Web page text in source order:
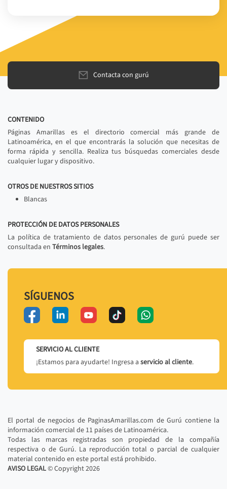
Contacta con gurú
CONTENIDO
Páginas Amarillas es el directorio comercial más grande de
Latinoamérica, en el que encontrarás la solución que necesitas de
forma rápida y sencilla. Realiza tus búsquedas comerciales desde
cualquier lugar y dispositivo.
OTROS DE NUESTROS SITIOS
Blancas
PROTECCIÓN DE DATOS PERSONALES
La política de tratamiento de datos personales de gurú puede ser
consultada en Términos legales.
SÍGUENOS
SERVICIO AL CLIENTE
¡Estamos para ayudarte! Ingresa a servicio al cliente.
El portal de negocios de PaginasAmarillas.com de Gurú contiene la
información comercial de 11 países de Latinoamérica.
Todas las marcas registradas son propiedad de la compañía
respectiva o de Gurú. La reproducción total o parcial de cualquier
material contenido en este portal está prohibido.
AVISO LEGAL© Copyright2026